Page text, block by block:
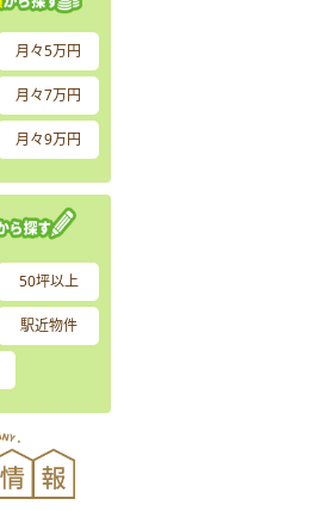
月々5万円
月々7万円
月々9万円
50坪以上
駅近物件